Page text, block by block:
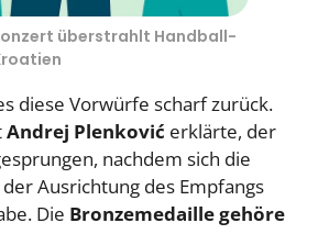
überstrahlt Handball-
diese Vorwürfe scharf zurück.
Andrej Plenković erklärte, der
nachdem sich die
Ausrichtung des Empfangs
Die Bronzemedaille gehöre